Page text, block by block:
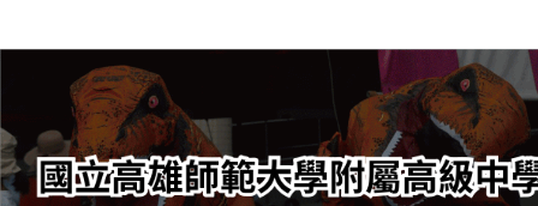
轉
要
內
容